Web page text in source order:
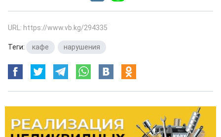
URL: https://www.vb.kg/294335
Теги: кафе нарушения